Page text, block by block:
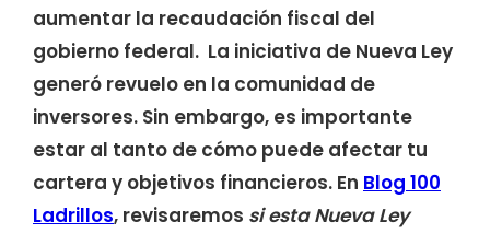
aumentar la recaudación fiscal del
gobierno federal. La iniciativa de Nueva Ley
generó revuelo en la comunidad de
inversores. Sin embargo, es importante
estar al tanto de cómo puede afectar tu
cartera y objetivos financieros. En Blog 100
Ladrillos, revisaremos si esta Nueva Ley